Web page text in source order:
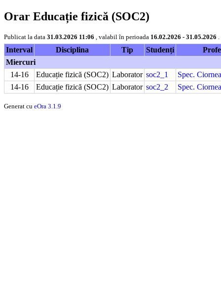
Orar Educație fizică (SOC2)
Publicat la data 31.03.2026 11:06 , valabil în perioada 16.02.2026 - 31.05.2026
Interval Disciplina Tip Studenți
Miercuri
14-16
Educație fizică (SOC2) Laborator soc2_1
Spec.
14-16
Educație fizică (SOC2) Laborator soc2_2 Spec.
Generat cu eOra 3.1.9